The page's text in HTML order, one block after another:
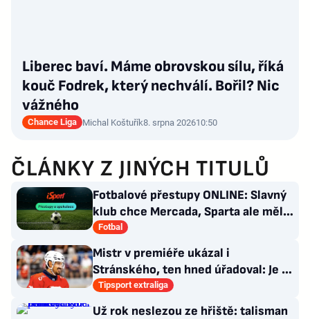
Liberec baví. Máme obrovskou sílu, říká
kouč Fodrek, který nechválí. Bořil? Nic
vážného
Chance Liga Michal Koštuřík8. srpna 202610:50
ČLÁNKY Z JINÝCH TITULŮ
Fotbalové přestupy ONLINE: Slavný
klub chce Mercada, Sparta ale měla
nabídku odmítnout
Fotbal
Mistr v premiéře ukázal i
Stránského, ten hned úřadoval: Je to
pro mě úplně nové…
Tipsport extraliga
Už rok neslezou ze hřiště: talisman